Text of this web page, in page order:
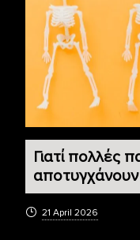
Γιατί πολλές
21 April 2026